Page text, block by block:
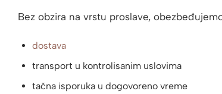
Bez obzira na vrstu proslave,
dostava
transport u kontrolisanim uslovima
tačna isporuka u dogovoreno vreme